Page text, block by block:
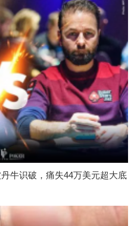
牛识破，痛失44万美元超大底